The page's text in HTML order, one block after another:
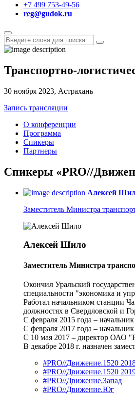
+7 499 753-49-56
reg@gudok.ru
Транспортно-
30 ноября 2023, Астрахань
Запись трансляции
О конференции
Программа
Спикеры
Партнеры
Спикеры «PRO//
Алексей
Заместитель Министра
Алексей Шило
Заместитель Министра
Окончил Уральский
специальности "экономика и
Работал начальником станции
должностях в Свердловской и
С февраля 2015 года –
С февраля 2017 года –
С 10 мая 2017 – директор ОАО
В декабре 2018 г. назначен
#PRO//Движение.1520
#PRO//Движение.1520
#PRO//Движение.Запад
#PRO//Движение.Юг